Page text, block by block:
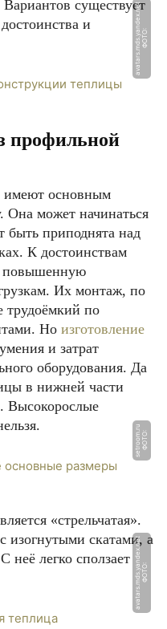
существует
и
Ф
О
Т
О:
a
v
a
t
a
r
s.
m
d
s.
y
a
n
d
e
x.
n
e
t
профильной
имеют основным
Она может начинаться
быть приподнята над
К достоинствам
повышенную
Их монтаж, по
трудоёмкий по
Но изготовление
и затрат
оборудования. Да
в нижней части
Высокорослые
Ф
О
Т
О:
s
e
t
r
o
o
m.
r
u
«стрельчатая».
изогнутыми скатами, а
неё легко сползает
Ф
О
Т
О:
a
v
a
t
a
r
s.
m
d
s.
y
a
n
d
e
x.
n
e
t